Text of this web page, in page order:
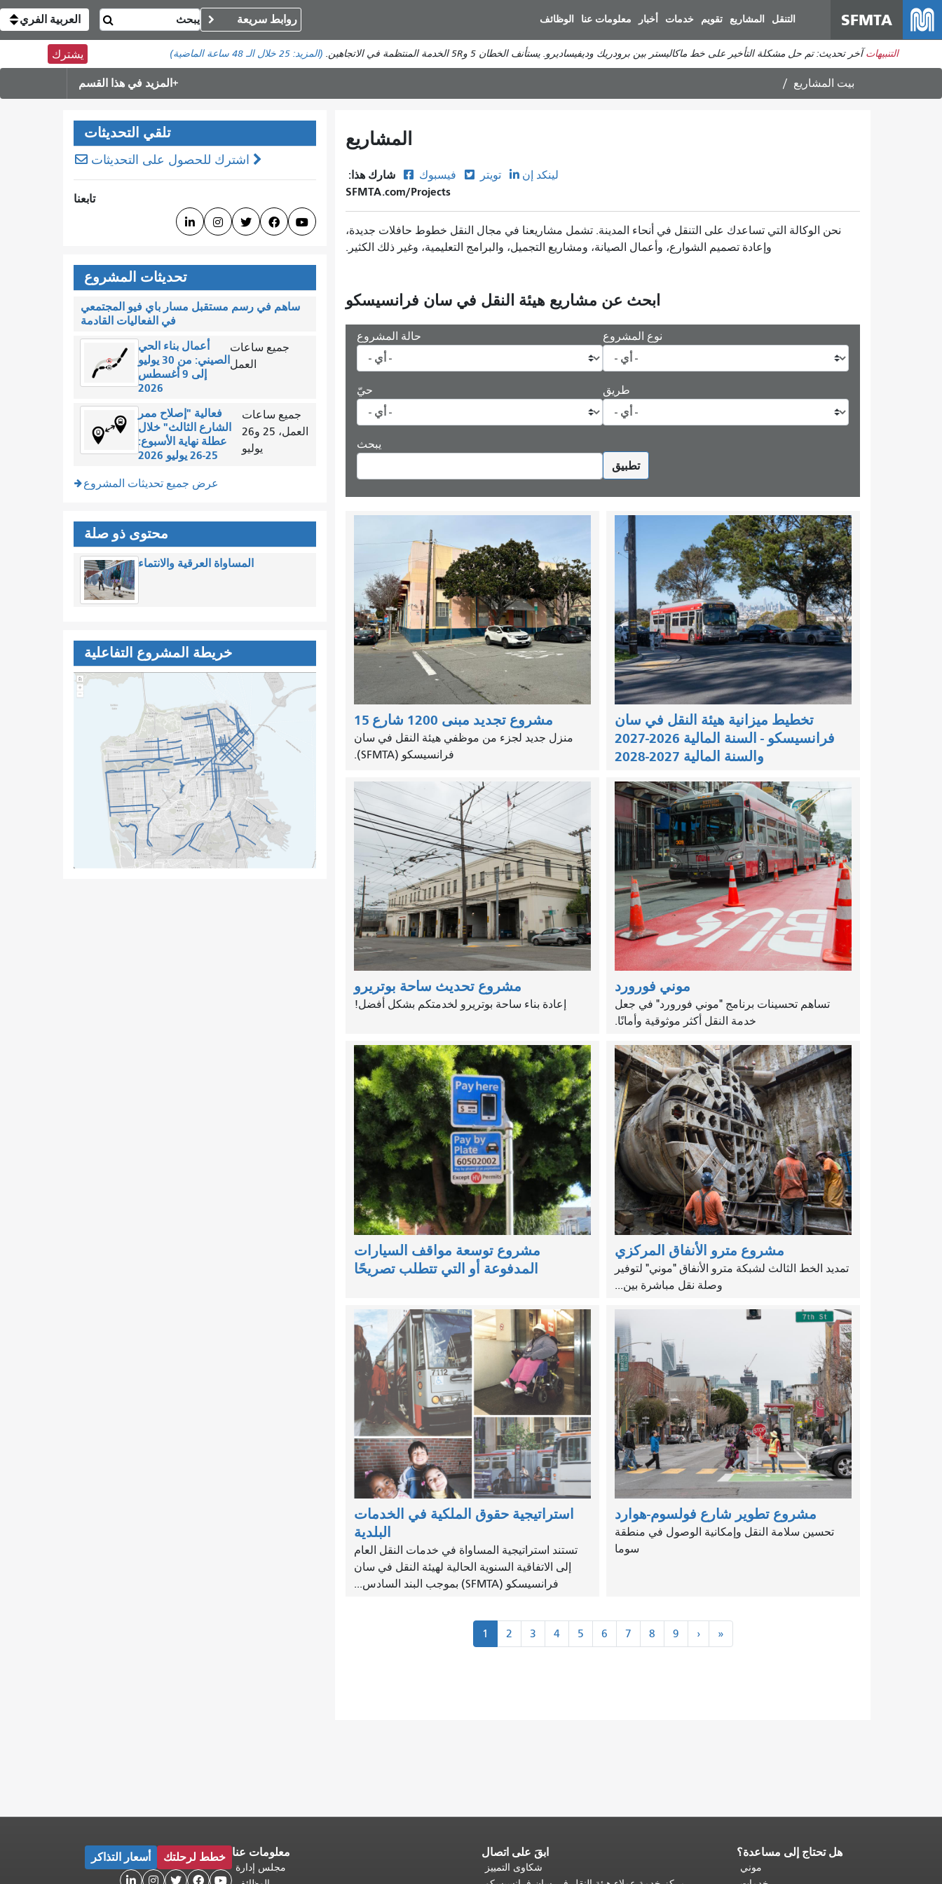
المحتوى
الرئيسي
SFMTA التنقل المشاريع تقويم خدمات أخبار معلومات عنا الوظائف روابط سريعة العربية الفري
التنبيهات آخر تحديث: تم حل مشكلة التأخير على خط ماكاليستر بين برودريك وديفيساديرو. يستأنف الخطان 5 و5R الخدمة المنتظمة في الاتجاهين. (المزيد:25 خلال الـ 48 ساعة الماضية) يشترك
بيت المشاريع المزيد في هذا القسم
المشاريع
شارك هذا: فيسبوك تويتر لينكد إن
SFMTA.com/Projects
نحن الوكالة التي تساعدك على التنقل في أنحاء المدينة. تشمل مشاريعنا في مجال النقل خطوط حافلات جديدة،
وإعادة تصميم الشوارع، وأعمال الصيانة، ومشاريع التجميل، والبرامج التعليمية، وغير ذلك الكثير.
ابحث عن مشاريع هيئة النقل في سان فرانسيسكو
حالة المشروع نوع المشروع
حيّ طريق
يبحث
تطبيق
مشروع تجديد مبنى 1200 شارع 15
منزل جديد لجزء من موظفي هيئة النقل في سان
فرانسيسكو (SFMTA).
تخطيط ميزانية هيئة النقل في سان
فرانسيسكو - السنة المالية 2026-2027
والسنة المالية 2027-2028
مشروع تحديث ساحة بوتريرو
إعادة بناء ساحة بوتريرو لخدمتكم بشكل أفضل!
موني فورورد
تساهم تحسينات برنامج "موني فورورد" في جعل
خدمة النقل أكثر موثوقية وأمانًا.
مشروع توسعة مواقف السيارات
المدفوعة أو التي تتطلب تصريحًا
مشروع مترو الأنفاق المركزي
تمديد الخط الثالث لشبكة مترو الأنفاق "موني" لتوفير
وصلة نقل مباشرة بين...
استراتيجية حقوق الملكية في الخدمات
البلدية
تستند استراتيجية المساواة في خدمات النقل العام
إلى الاتفاقية السنوية الحالية لهيئة النقل في سان
فرانسيسكو (SFMTA) بموجب البند السادس...
مشروع تطوير شارع فولسوم-هوارد
تحسين سلامة النقل وإمكانية الوصول في منطقة
سوما
1 2 3 4 5 6 7 8 9 ›التالي
›
»دخان
»
تلقي التحديثات
اشترك للحصول على التحديثات
تابعنا





تحديثات المشروع
ساهم في رسم مستقبل مسار باي فيو المجتمعي
في الفعاليات القادمة
أعمال بناء الحي
الصيني: من 30 يوليو
إلى 9 أغسطس
2026
جميع ساعات
العمل
فعالية "إصلاح ممر
الشارع الثالث" خلال
عطلة نهاية الأسبوع:
25-26 يوليو 2026
جميع ساعات
العمل، 25 و26
يوليو
عرض جميع تحديثات المشروع
محتوى ذو صلة
المساواة العرقية والانتماء
خريطة المشروع التفاعلية
هل تحتاج إلى مساعدة؟
موني
ابقَ على اتصال
شكاوى التمييز
معلومات عنا
مجلس إدارة
خطط لرحلتك أسعار التذاكر




